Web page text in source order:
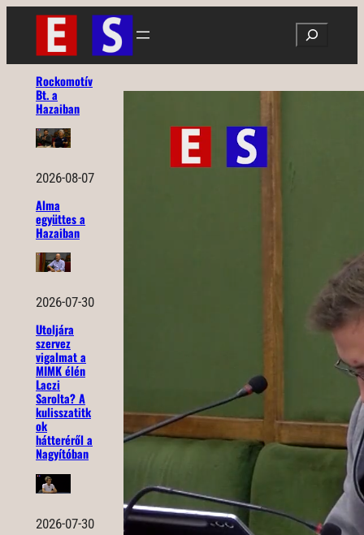
Ugrás
tartalomhoz
Search
Rockomotív
Bt. a
Hazaiban
2026-08-07
Alma
együttes a
Hazaiban
2026-07-30
Utoljára
szervez
vigalmat a
MIMK élén
Laczi
Sarolta? A
kulisszatitk
ok
hátteréről a
Nagyítóban
2026-07-30